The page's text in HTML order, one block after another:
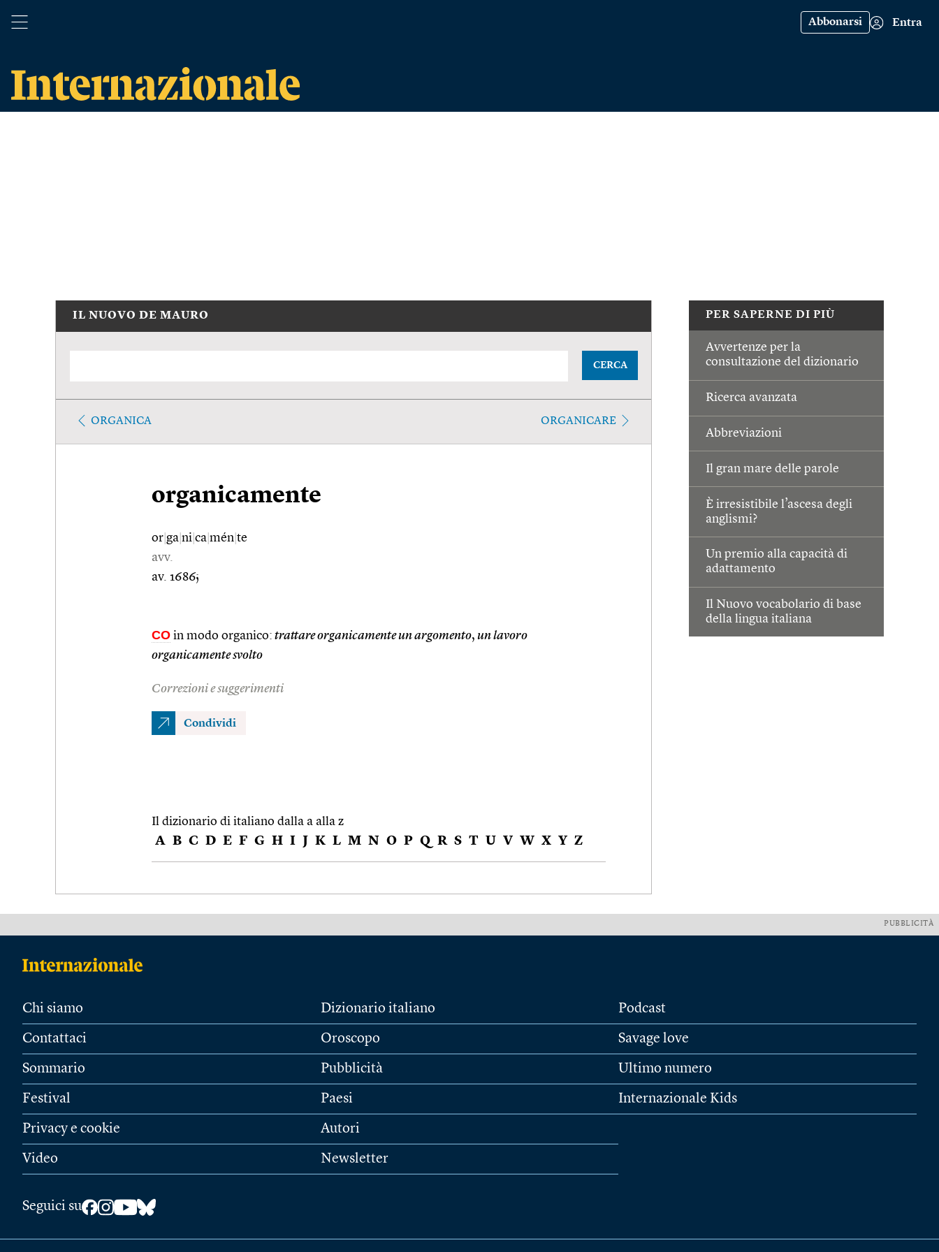
Abbonarsi Entra
PER SAPERNE DI PIÙ
Avvertenze per la
consultazione del dizionario
Ricerca avanzata
Abbreviazioni
Il gran mare delle parole
È irresistibile l’ascesa degli
anglismi?
Un premio alla capacità di
adattamento
Il Nuovo vocabolario di base
della lingua italiana
IL NUOVO DE MAURO
CERCA
ORGANICA ORGANICARE
organicamente
or ga ni ca mén te
avv.
av. 1686;
CO in modo organico: trattare organicamente un argomento, un lavoro
organicamente svolto
Correzioni e suggerimenti
Condividi
Il dizionario di italiano dalla a alla z
A B C D E F G H I J K L M N O P Q R S T U V W X Y Z
PUBBLICITÀ
Chi siamo
Contattaci
Sommario
Festival
Privacy e cookie
Video
Dizionario italiano
Oroscopo
Pubblicità
Paesi
Autori
Newsletter
Podcast
Savage love
Ultimo numero
Internazionale Kids
Seguici su